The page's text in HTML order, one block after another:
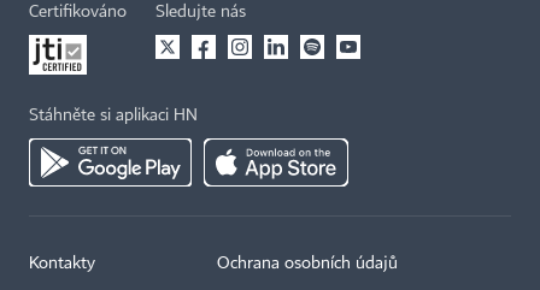
Certifikováno Sledujte nás
Stáhněte si aplikaci HN
Kontakty Ochrana osobních údajů